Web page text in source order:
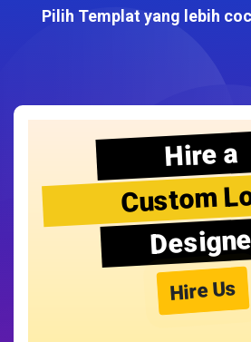
Pilih Templat yang lebih
Hire a
Custom
Hire Us